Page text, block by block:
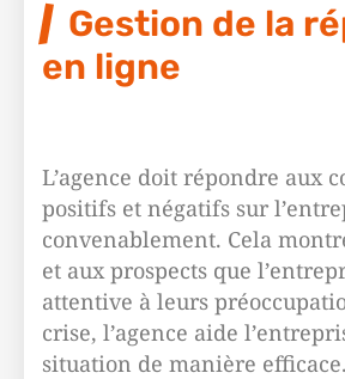
Gestion de la
en ligne
L’agence doit répondre aux
positifs et négatifs sur
convenablement. Cela
et aux prospects que
attentive à leurs
crise, l’agence aide
situation de manière